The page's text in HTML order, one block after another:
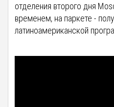
отделения второго дня
временем, на паркете -
латиноамериканской